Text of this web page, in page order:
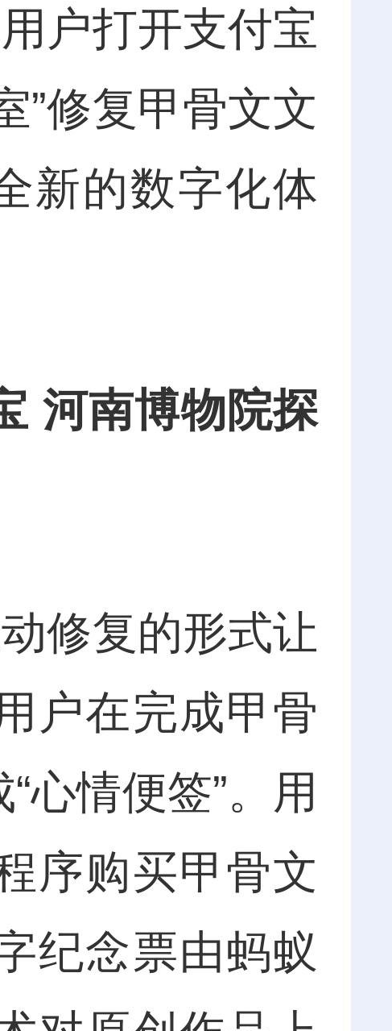
户打开支付宝
”修复甲骨文文
新的数字化体
河南博物院探
修复的形式让
户在完成甲骨
心情便签”。用
序购买甲骨文
纪念票由蚂蚁